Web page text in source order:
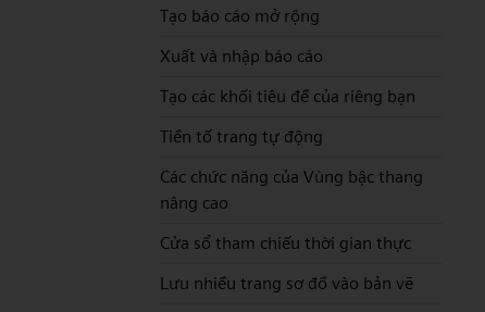
Tạo báo cáo mở rộng
Xuất và nhập báo cáo
Tạo các khối tiêu đề của riêng bạn
Tiền tố trang tự động
Các chức năng của Vùng bậc thang
nâng cao
Cửa sổ tham chiếu thời gian thực
Lưu nhiều trang sơ đồ vào bản vẽ